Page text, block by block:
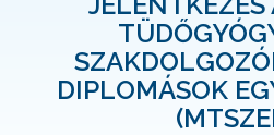
DIPLOMÁSOK